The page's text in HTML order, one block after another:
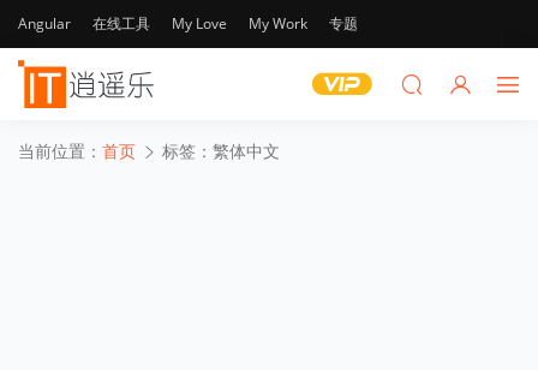
Angular 在线工具 My Love My Work 专题
当前位置： 首页 标签：繁体中文